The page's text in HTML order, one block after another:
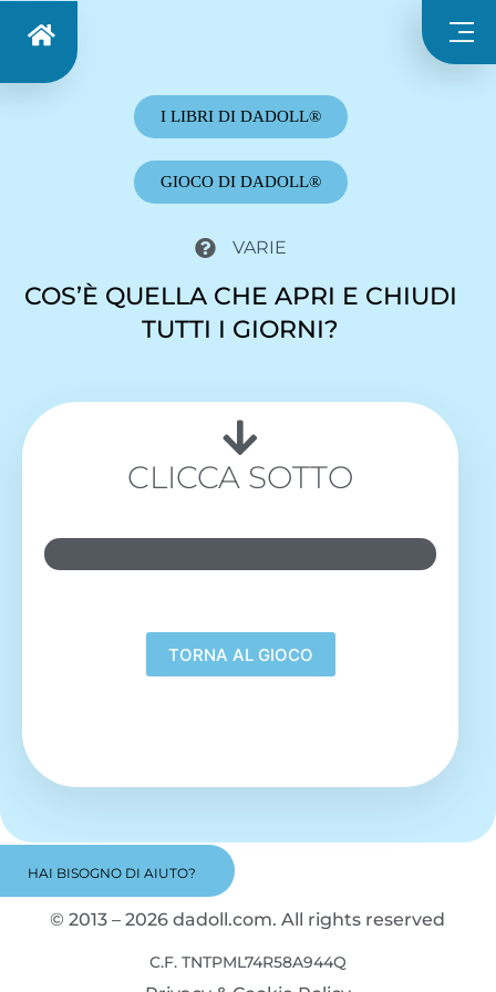
HAI BISOGNO DI AIUTO?
I LIBRI DI DADOLL®
GIOCO DI DADOLL®
VARIE
COS’È QUELLA CHE APRI E CHIUDI
TUTTI I GIORNI?
CLICCA SOTTO
© 2013 – 2026 dadoll.com. All rights reserved
C.F. TNTPML74R58A944Q